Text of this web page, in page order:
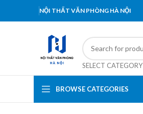
NỘI THẤT VĂN PHÒNG HÀ NỘI
SELECT CATEGORY
BROWSE CATEGORIES